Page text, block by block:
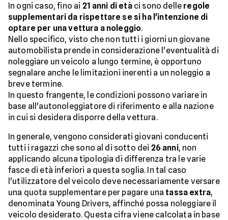
In ogni caso, fino ai 21 anni di etàci sono delle regole
supplementari da rispettare se si ha l'intenzione di
optare per una vettura a noleggio.
Nello specifico, visto che non tutti i giorni un giovane
automobilista prende in considerazione l'eventualità di
noleggiare un veicolo a lungo termine, è opportuno
segnalare anche le limitazioni inerenti a un noleggio a
breve termine.
In questo frangente, le condizioni possono variare in
base all'autonoleggiatore di riferimento e alla nazione
in cui si desidera disporre della vettura.
In generale, vengono considerati giovani conducenti
tutti i ragazzi che sono al di sotto dei 26 anni, non
applicando alcuna tipologia di differenza tra le varie
fasce di età inferiori a questa soglia. In tal caso
l'utilizzatore del veicolo deve necessariamente versare
una quota supplementare per pagare una tassa extra,
denominata Young Drivers, affinché possa noleggiare il
veicolo desiderato. Questa cifra viene calcolata in base